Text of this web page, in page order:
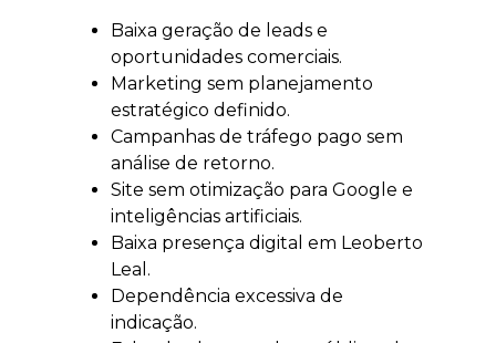
Baixa geração de leads e
oportunidades comerciais.
Marketing sem planejamento
estratégico definido.
Campanhas de tráfego pago sem
análise de retorno.
Site sem otimização para Google e
inteligências artificiais.
Baixa presença digital em Leoberto
Leal.
Dependência excessiva de
indicação.